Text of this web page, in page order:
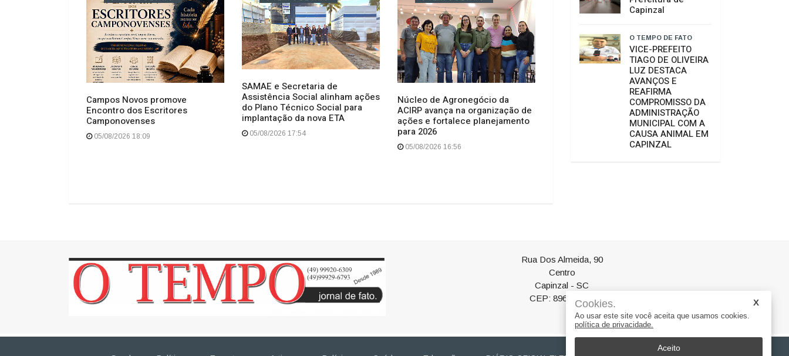
Campos Novos promove
Encontro dos Escritores
Camponovenses
05/08/2026 18:09
SAMAE e Secretaria de
Assistência Social alinham ações
do Plano Técnico Social para
implantação da nova ETA
05/08/2026 17:54
Núcleo de Agronegócio da
ACIRP avança na organização de
ações e fortalece planejamento
para 2026
05/08/2026 16:56
Prefeitura de Capinzal
Capinzal
O TEMPO DE FATO
VICE-PREFEITO
TIAGO DE OLIVEIRA
LUZ DESTACA
AVANÇOS E
REAFIRMA
COMPROMISSO DA
ADMINISTRAÇÃO
MUNICIPAL COM A
CAUSA ANIMAL EM
CAPINZAL
Rua Dos Almeida, 90
Centro
Capinzal - SC
CEP: 89665-000Cookies.
Ao usar este site você aceita que usamos cookies.
política de privacidade.
Aceito